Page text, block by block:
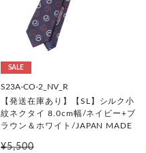
SALE
S23A-CO-2_NV_R
【発送在庫あり】【SL】シルク小
紋ネクタイ 8.0cm幅/ネイビー+ブ
ラウン＆ホワイト/JAPAN MADE
¥5,500